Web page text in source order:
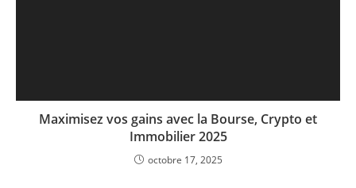
Maximisez vos gains avec la Bourse, Crypto et
Immobilier 2025
octobre 17, 2025